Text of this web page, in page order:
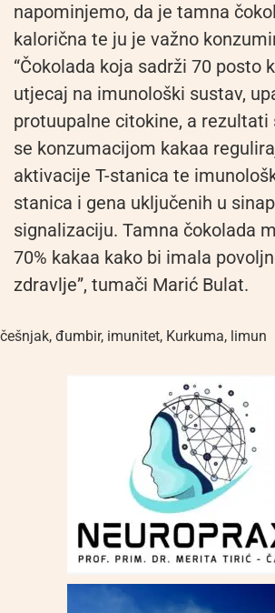
napominjemo, da je tamna
kalorična te ju je važno
“Čokolada koja sadrži 70 posto
utjecaj na imunološki sustav,
protuupalne citokine, a rezultati
se konzumacijom kakaa
aktivacije T-stanica te
stanica i gena uključenih u
signalizaciju. Tamna čokolada
70% kakaa kako bi imala
zdravlje”, tumači Marić Bulat.
češnjak, đumbir, imunitet, Kurkuma, limun